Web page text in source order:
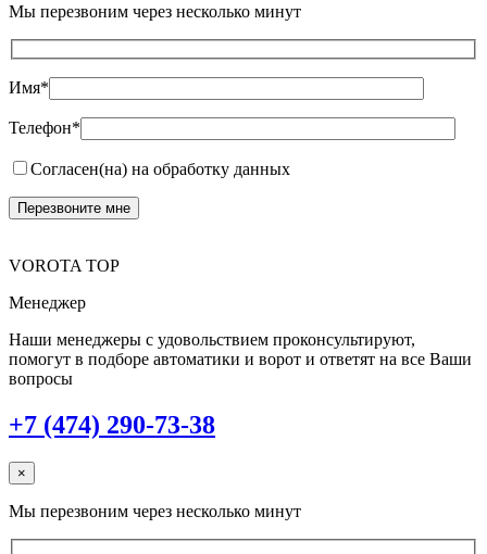
Мы перезвоним через несколько минут
Имя*
Телефон*
Согласен(на) на обработку данных
VOROTA TOP
Менеджер
Наши менеджеры с удовольствием проконсультируют,
помогут в подборе автоматики и ворот и ответят на все Ваши
вопросы
+7 (474) 290-73-38
×
Мы перезвоним через несколько минут